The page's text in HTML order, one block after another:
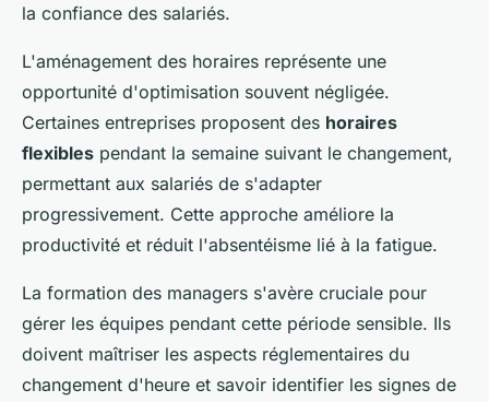
la confiance des salariés.
L'aménagement des horaires représente une
opportunité d'optimisation souvent négligée.
Certaines entreprises proposent des horaires
flexibles pendant la semaine suivant le changement,
permettant aux salariés de s'adapter
progressivement. Cette approche améliore la
productivité et réduit l'absentéisme lié à la fatigue.
La formation des managers s'avère cruciale pour
gérer les équipes pendant cette période sensible. Ils
doivent maîtriser les aspects réglementaires du
changement d'heure et savoir identifier les signes de